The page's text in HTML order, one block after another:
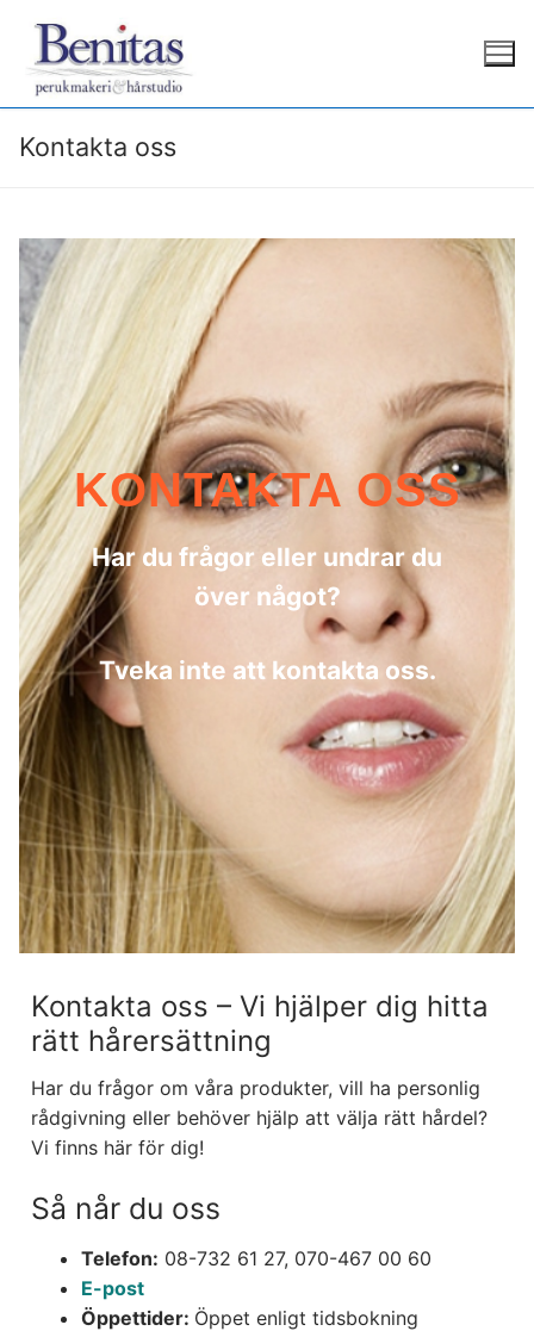
Kontakta oss
KONTAKTA OSS
Har du frågor eller undrar du
över något?
Tveka inte att kontakta oss.
Kontakta oss – Vi hjälper dig hitta
rätt hårersättning
Har du frågor om våra produkter, vill ha personlig
rådgivning eller behöver hjälp att välja rätt hårdel?
Vi finns här för dig!
Så når du oss
Telefon: 08-732 61 27, 070-467 00 60
E-post
Öppettider: Öppet enligt tidsbokning